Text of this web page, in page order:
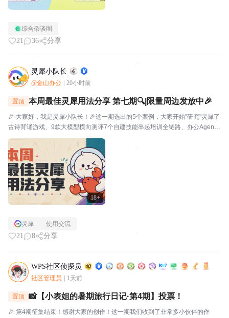
综合杂谈圈
21 36 分享
灵犀小队长
@金山办公 20小时前
18+
置顶 本周最佳灵犀用法分享 第七期🔍|限量周边发放中🎉
🎉 大家好，我是灵犀小队长！🎉这一期选出的5个案例，大家开始"研究"灵犀了
古诗背诵游戏、9款大模型横向测评7个自建技能串起培训全链路、办公Agent
同台对比甚至灵犀还能杀毒查木马一起来看看这一期的硬核实践——👤墨云轩
一句话让灵犀自由发挥，给儿子做了个古诗背...
灵犀 使用交流
21 8 分享
WPS社区侦探员
社区管理员 1天前
置顶 📸【小表姐的暑期旅行日记·第4期】投票！
🎉 第4期征集结束！感谢大家的创作！这一期我们收到了非常多小伙伴的作